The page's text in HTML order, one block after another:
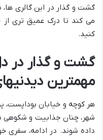
گشت و گذار در این گالری
می کند تا درک عمیق تری از
کنید.
گشت و گذار در
مهمترین
هر کوچه و خیابان بوداپست،
شهر، چنان جذابیت و شکوهی
داده شوند. در ادامه،